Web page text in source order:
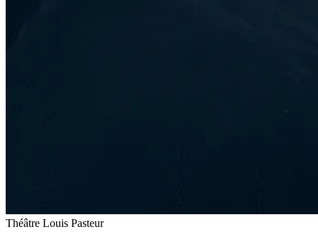
Théâtre Louis Pasteur